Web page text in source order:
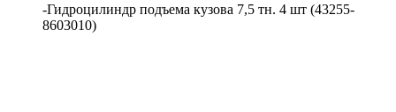
Гидроцилиндр подъема кузова 7,5 тн. 4 шт (43255-
8603010)